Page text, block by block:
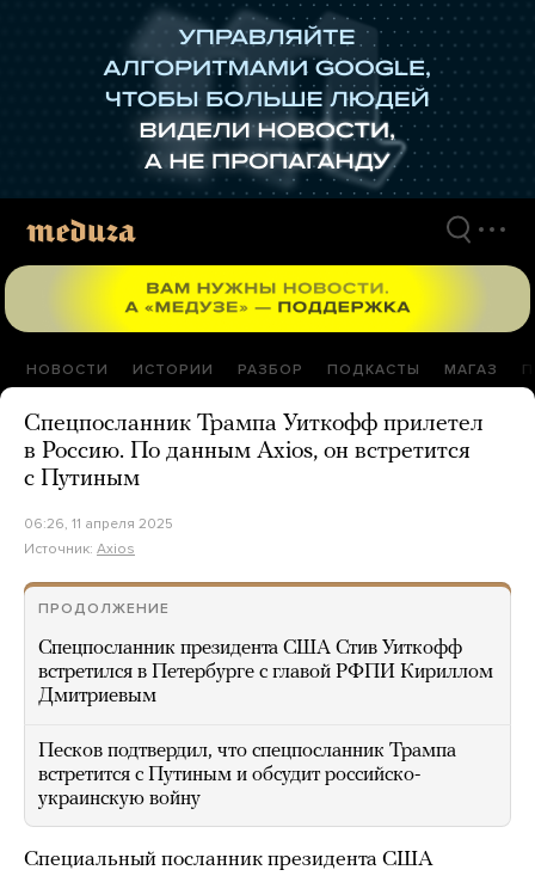
НОВОСТИ ИСТОРИИ РАЗБОР ПОДКАСТЫ МАГАЗ
Спецпосланник Трампа Уиткофф прилетел
в Россию. По данным Axios, он встретится
с Путиным
06:26, 11 апреля 2025
Источник: Axios
ПРОДОЛЖЕНИЕ
Спецпосланник президента США Стив Уиткофф
встретился в Петербурге с главой РФПИ Кириллом
Дмитриевым
Песков подтвердил, что спецпосланник Трампа
встретится с Путиным и обсудит российско-
украинскую войну
Специальный посланник президента США